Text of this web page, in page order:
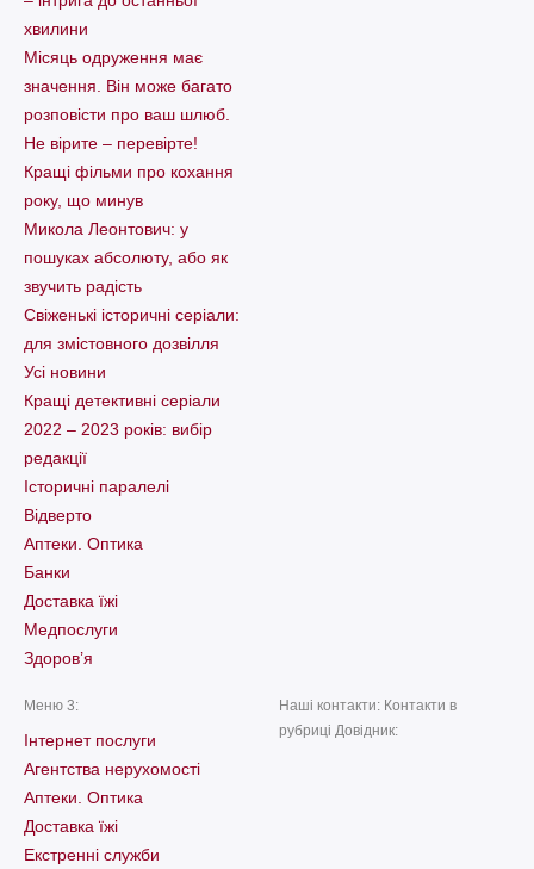
хвилини
Місяць одруження має
значення. Він може багато
розповісти про ваш шлюб.
Не вірите – перевірте!
Кращі фільми про кохання
року, що минув
Микола Леонтович: у
пошуках абсолюту, або як
звучить радість
Свіженькі історичні серіали:
для змістовного дозвілля
Усі новини
Кращі детективні серіали
2022 – 2023 років: вибір
редакції
Історичні паралелі
Відверто
Аптеки. Оптика
Банки
Доставка їжі
Медпослуги
Здоров’я
Меню 3:
Інтернет послуги
Агентства нерухомості
Аптеки. Оптика
Доставка їжі
Екстренні служби
Наші контакти: Контакти в
рубриці Довідник: